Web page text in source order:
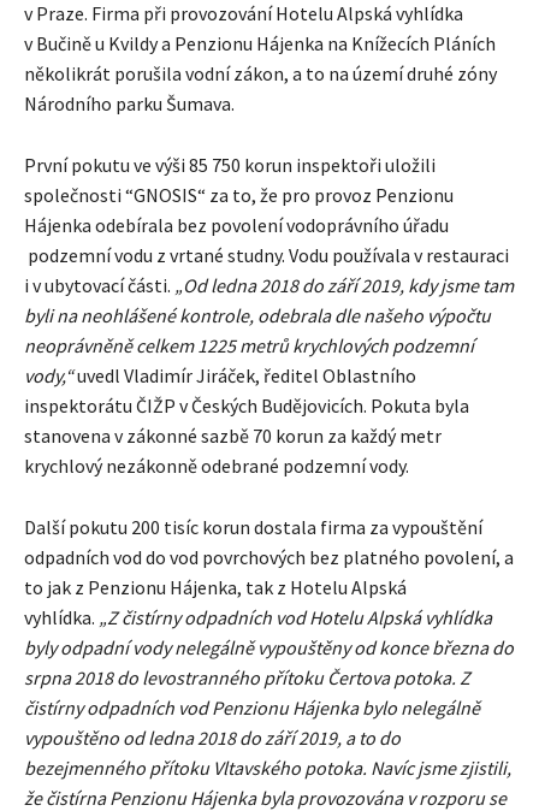
v Praze. Firma při provozování Hotelu Alpská vyhlídka
v Bučině u Kvildy a Penzionu Hájenka na Knížecích Pláních
několikrát porušila vodní zákon, a to na území druhé zóny
Národního parku Šumava.
První pokutu ve výši 85 750 korun inspektoři uložili
společnosti “GNOSIS“ za to, že pro provoz Penzionu
Hájenka odebírala bez povolení vodoprávního úřadu
podzemní vodu z vrtané studny. Vodu používala v restauraci
i v ubytovací části. „Od ledna 2018 do září 2019, kdy jsme tam
byli na neohlášené kontrole, odebrala dle našeho výpočtu
neoprávněně celkem 1225 metrů krychlových podzemní
vody,“uvedl Vladimír Jiráček, ředitel Oblastního
inspektorátu ČIŽP v Českých Budějovicích. Pokuta byla
stanovena v zákonné sazbě 70 korun za každý metr
krychlový nezákonně odebrané podzemní vody.
Další pokutu 200 tisíc korun dostala firma za vypouštění
odpadních vod do vod povrchových bez platného povolení, a
to jak z Penzionu Hájenka, tak z Hotelu Alpská
vyhlídka. „Z čistírny odpadních vod Hotelu Alpská vyhlídka
byly odpadní vody nelegálně vypouštěny od konce března do
srpna 2018 do levostranného přítoku Čertova potoka. Z
čistírny odpadních vod Penzionu Hájenka bylo nelegálně
vypouštěno od ledna 2018 do září 2019, a to do
bezejmenného přítoku Vltavského potoka. Navíc jsme zjistili,
že čistírna Penzionu Hájenka byla provozována v rozporu se